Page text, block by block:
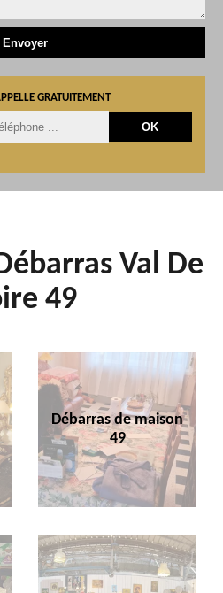
GRATUITEMENT
Val De
49
Débarras de maison
49